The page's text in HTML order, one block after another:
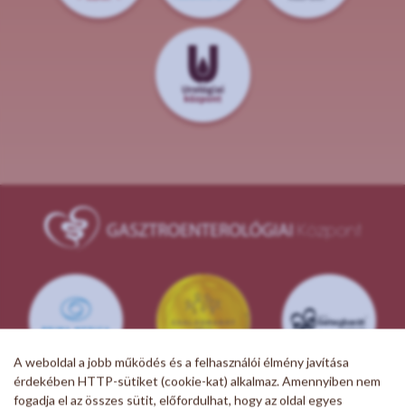
A weboldal a jobb működés és a felhasználói élmény javítása
érdekében HTTP-sütiket (cookie-kat) alkalmaz. Amennyiben nem
fogadja el az összes sütit, előfordulhat, hogy az oldal egyes